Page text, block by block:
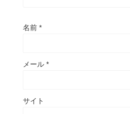
名前 *
メール *
サイト